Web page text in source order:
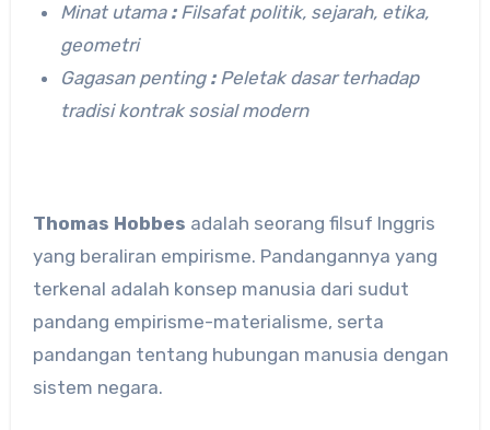
Minat utama:Filsafat politik, sejarah, etika,
geometri
Gagasan penting: Peletak dasar terhadap
tradisi kontrak sosial modern
Thomas Hobbes adalah seorang filsuf Inggris
yang beraliran empirisme. Pandangannya yang
terkenal adalah konsep manusia dari sudut
pandang empirisme-materialisme, serta
pandangan tentang hubungan manusia dengan
sistem negara.